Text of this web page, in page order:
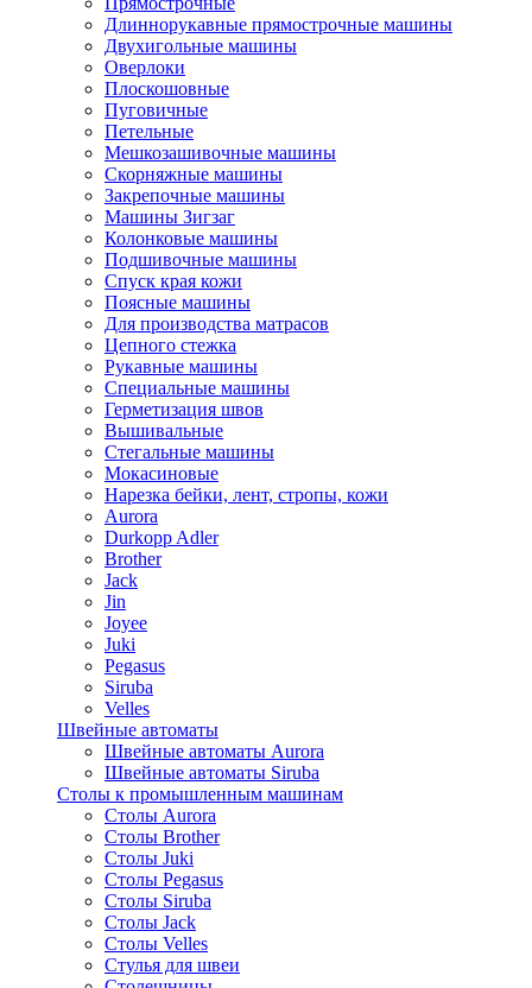
Длиннорукавные прямострочные машины
Двухигольные машины
Оверлоки
Плоскошовные
Пуговичные
Петельные
Мешкозашивочные машины
Скорняжные машины
Закрепочные машины
Машины Зигзаг
Колонковые машины
Подшивочные машины
Спуск края кожи
Поясные машины
Для производства матрасов
Цепного стежка
Рукавные машины
Специальные машины
Герметизация швов
Вышивальные
Стегальные машины
Мокасиновые
Нарезка бейки, лент, стропы, кожи
Aurora
Durkopp Adler
Brother
Jack
Jin
Joyee
Juki
Pegasus
Siruba
Velles
Швейные автоматы
Швейные автоматы Aurora
Швейные автоматы Siruba
Столы к промышленным машинам
Столы Aurora
Столы Brother
Столы Juki
Столы Pegasus
Столы Siruba
Столы Jack
Столы Velles
Стулья для швеи